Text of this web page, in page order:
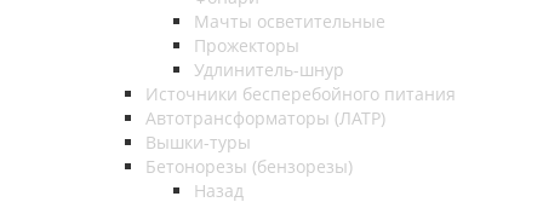
Мачты осветительные
Прожекторы
Удлинитель-шнур
Источники бесперебойного питания
Автотрансформаторы (ЛАТР)
Вышки-туры
Бетонорезы (бензорезы)
Назад